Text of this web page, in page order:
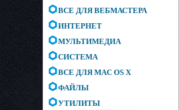
ВСЕ ДЛЯ ВЕБМАСТЕРА
ИНТЕРНЕТ
МУЛЬТИМЕДИА
СИСТЕМА
ВСЕ ДЛЯ MAC OS X
ФАЙЛЫ
УТИЛИТЫ